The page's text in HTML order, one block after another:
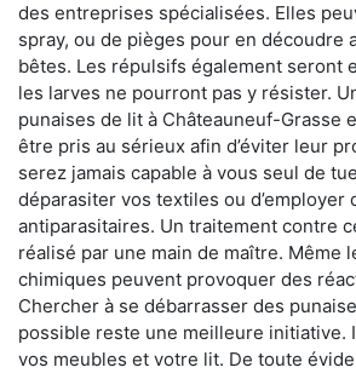
des entreprises spécialisées. Elles
spray, ou de pièges pour en découdre
bêtes. Les répulsifs également seront
les larves ne pourront pas y résister.
punaises de lit à Châteauneuf-Grasse
être pris au sérieux afin d’éviter leur
serez jamais capable à vous seul de
déparasiter vos textiles ou d’employer
antiparasitaires. Un traitement contre
réalisé par une main de maître. Même
chimiques peuvent provoquer des
Chercher à se débarrasser des
possible reste une meilleure initiative.
vos meubles et votre lit. De toute